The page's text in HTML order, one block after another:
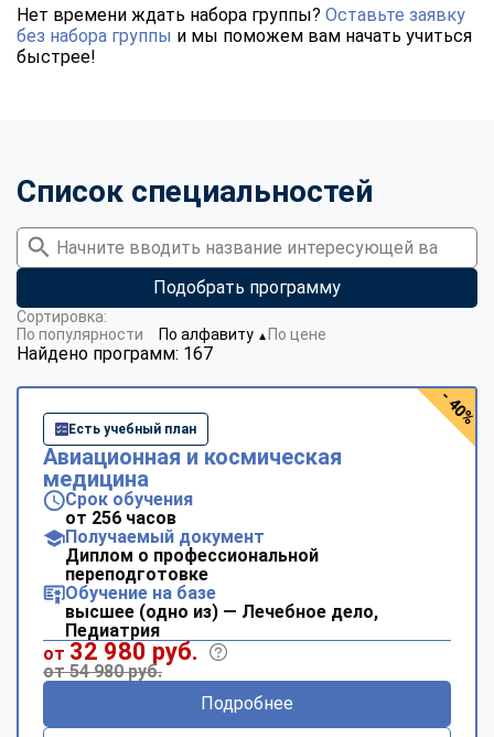
Нет времени ждать набора группы? Оставьте заявку
без набора группы и мы поможем вам начать учиться
быстрее!
Список специальностей
Подобрать программу
Найдено программ: 167
Сортировка:
По популярности
По алфавиту ▼ По цене
Есть учебный план
Авиационная и космическая
медицина
Срок обучения
от 256 часов
Получаемый документ
Диплом о профессиональной
переподготовке
Обучение на базе
высшее (одно из) — Лечебное дело,
Педиатрия
от 32 980 руб.
от 54 980 руб.
Подробнее
- 40%